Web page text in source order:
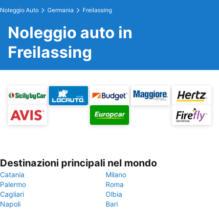
Noleggio Auto Germania Freilassing
Noleggio auto in
Freilassing
Destinazioni principali nel mondo
Catania
Milano
Palermo
Roma
Cagliari
Olbia
Napoli
Bari